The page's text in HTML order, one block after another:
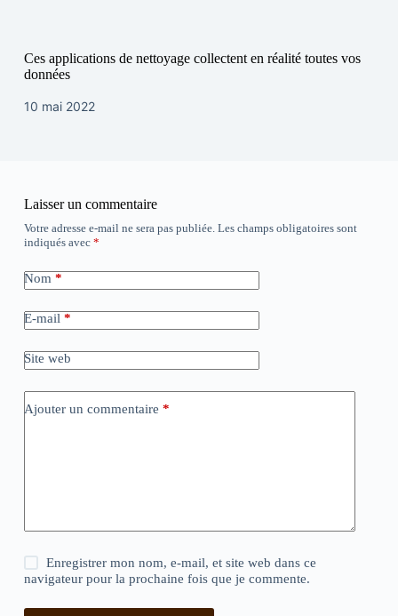
Ces applications de nettoyage collectent en réalité toutes vos
données
10 mai 2022
Laisser un commentaire
Votre adresse e-mail ne sera pas publiée. Les champs obligatoires sont
indiqués avec *
Nom *
E-mail *
Site web
Ajouter un commentaire *
Enregistrer mon nom, e-mail, et site web dans ce
navigateur pour la prochaine fois que je commente.